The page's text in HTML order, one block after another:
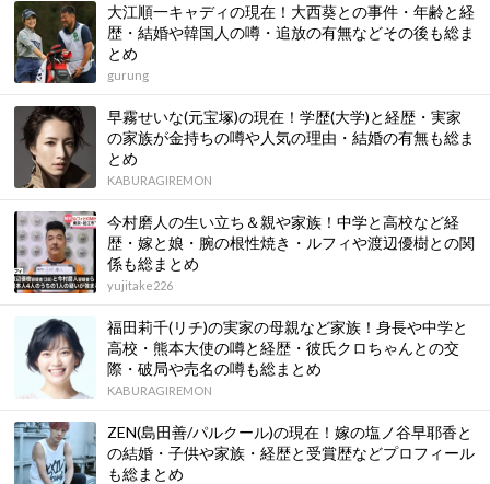
大江順一キャディの現在！大西葵との事件・年齢と経
歴・結婚や韓国人の噂・追放の有無などその後も総ま
とめ
gurung
早霧せいな(元宝塚)の現在！学歴(大学)と経歴・実家
の家族が金持ちの噂や人気の理由・結婚の有無も総ま
とめ
KABURAGIREMON
今村磨人の生い立ち＆親や家族！中学と高校など経
歴・嫁と娘・腕の根性焼き・ルフィや渡辺優樹との関
係も総まとめ
yujitake226
福田莉千(リチ)の実家の母親など家族！身長や中学と
高校・熊本大使の噂と経歴・彼氏クロちゃんとの交
際・破局や売名の噂も総まとめ
KABURAGIREMON
ZEN(島田善/パルクール)の現在！嫁の塩ノ谷早耶香と
の結婚・子供や家族・経歴と受賞歴などプロフィール
も総まとめ